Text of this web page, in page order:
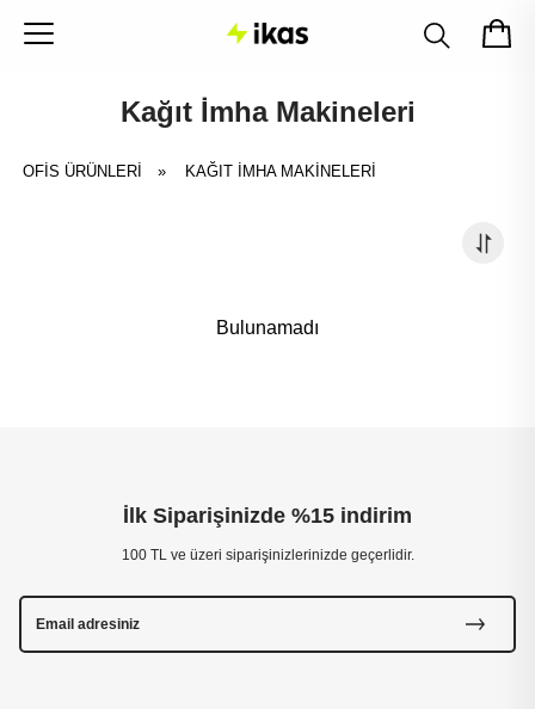
Kağıt İmha Makineleri
OFİS ÜRÜNLERİ » KAĞIT İMHA MAKINELERI
Bulunamadı
İlk Siparişinizde %15 indirim
100 TL ve üzeri siparişinizlerinizde geçerlidir.